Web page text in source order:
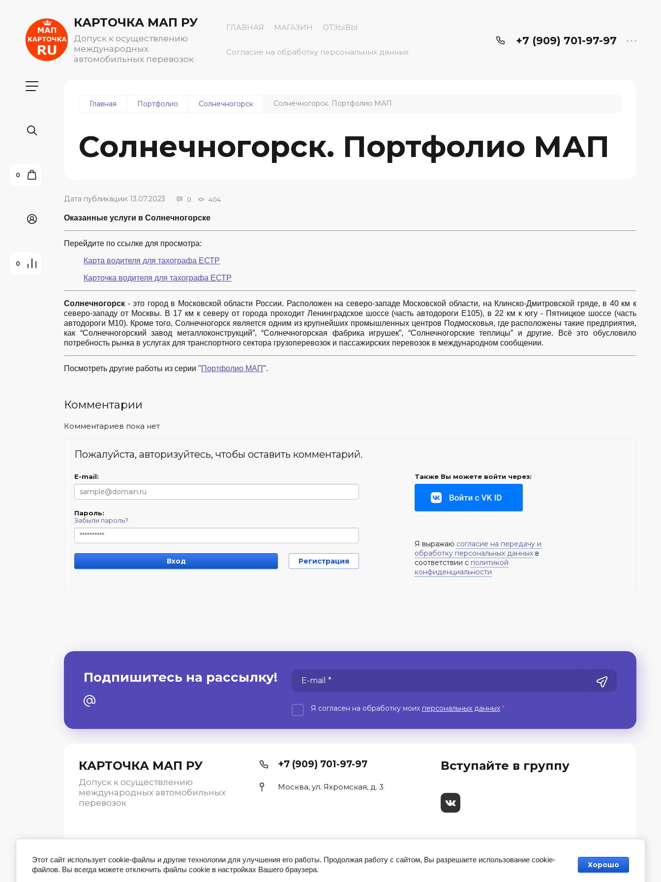
0
0
КАРТОЧКА МАП РУ
Допуск к осуществлению
международных
автомобильных перевозок
ГЛАВНАЯ МАГАЗИН ОТЗЫВЫ
Согласие на обработку персональных данных
+7 (909) 701-97-97
Главная Портфолио Солнечногорск Солнечногорск. Портфолио МАП
Солнечногорск. Портфолио МАП
Дата публикации: 13.07.2023 0 404
Оказанные услуги в Солнечногорске
Перейдите по ссылке для просмотра:
Карта водителя для тахографа ЕСТР
Карточка водителя для тахографа ЕСТР
Солнечногорск - это город в Московской области России. Расположен на северо-западе Московской области, на Клинско-Дмитровской гряде, в 40 км к
северо-западу от Москвы. В 17 км к северу от города проходит Ленинградское шоссе (часть автодороги E105), в 22 км к югу - Пятницкое шоссе (часть
автодороги M10). Кроме того, Солнечногорск является одним из крупнейших промышленных центров Подмосковья, где расположены такие предприятия,
как “Солнечногорский завод металлоконструкций”, “Солнечногорская фабрика игрушек”, “Солнечногорские теплицы” и другие. Всё это обусловило
потребность рынка в услугах для транспортного сектора грузоперевозок и пассажирских перевозок в международном сообщении.
Посмотреть другие работы из серии "Портфолио МАП".
Комментарии
Комментариев пока нет
Пожалуйста, авторизуйтесь, чтобы оставить комментарий.
E-mail:
Пароль:
Забыли пароль?
Регистрация
Вход
Также Вы можете войти через:
Я выражаю согласие на передачу и
обработку персональных данныхв
соответствии с политикой
конфиденциальности
КАРТОЧКА МАП РУ
Допуск к осуществлению
международных автомобильных
перевозок
© 2018 - 2026 Карточка МАП Ру
+7 (909) 701-97-97
Москва, ул. Яхромская, д. 3
Вступайте в группу
Принимаем к оплате
Подпишитесь на рассылку!
Я согласен на обработку моих персональных данных *
Этот сайт использует cookie-файлы и другие технологии для улучшения его работы. Продолжая работу с сайтом, Вы разрешаете использование cookie-
файлов. Вы всегда можете отключить файлы cookie в настройках Вашего браузера.
Хорошо